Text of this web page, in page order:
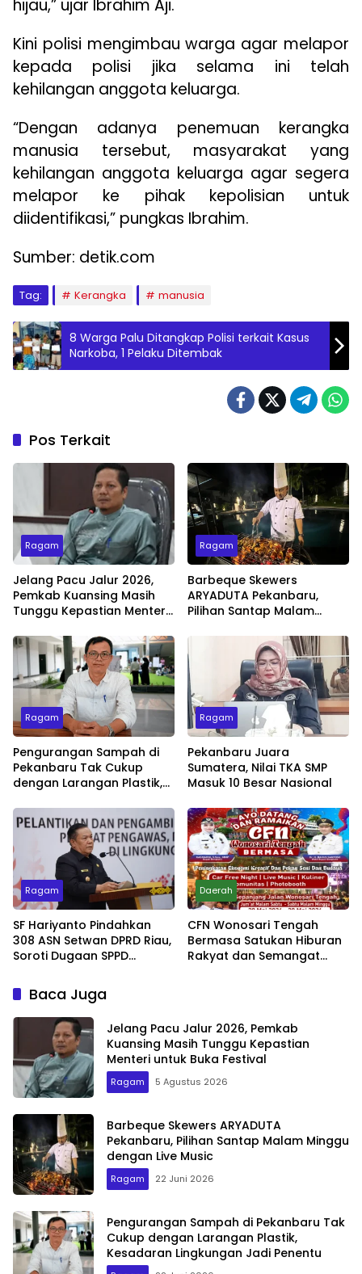
hijau,” ujar Ibrahim Aji.
Kini polisi mengimbau warga agar melapor
kepada polisi jika selama ini telah
kehilangan anggota keluarga.
“Dengan adanya penemuan kerangka
manusia tersebut, masyarakat yang
kehilangan anggota keluarga agar segera
melapor ke pihak kepolisian untuk
diidentifikasi,” pungkas Ibrahim.
Sumber: detik.com
Tag: Kerangka manusia
8 Warga Palu Ditangkap Polisi terkait Kasus
Narkoba, 1 Pelaku Ditembak
Pos Terkait
Ragam
Jelang Pacu Jalur 2026,
Pemkab Kuansing Masih
Tunggu Kepastian Menteri
Ragam
Barbeque Skewers
ARYADUTA Pekanbaru,
Pilihan Santap Malam
Ragam
Pengurangan Sampah di
Pekanbaru Tak Cukup
dengan Larangan Plastik,
Jadi Penentu
Ragam
Pekanbaru Juara
Sumatera, Nilai TKA SMP
Masuk 10 Besar Nasional
Ragam
SF Hariyanto Pindahkan
308 ASN Setwan DPRD Riau,
Soroti Dugaan SPPD
Daerah
CFN Wonosari Tengah
Bermasa Satukan Hiburan
Rakyat dan Semangat
Baca Juga
Jelang Pacu Jalur 2026, Pemkab
Kuansing Masih Tunggu Kepastian
Menteri untuk Buka Festival
Ragam 5 Agustus 2026
Barbeque Skewers ARYADUTA
Pekanbaru, Pilihan Santap Malam Minggu
dengan Live Music
Ragam 22 Juni 2026
Pengurangan Sampah di Pekanbaru Tak
Cukup dengan Larangan Plastik,
Kesadaran Lingkungan Jadi Penentu